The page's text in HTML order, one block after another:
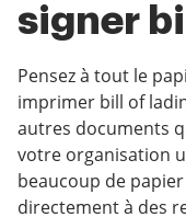
signer
Pensez à tout le
imprimer bill of
autres documents
votre organisation
beaucoup de
directement à des